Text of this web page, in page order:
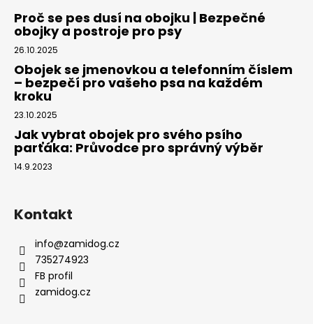
Proč se pes dusí na obojku | Bezpečné
obojky a postroje pro psy
26.10.2025
Obojek se jmenovkou a telefonním číslem
– bezpečí pro vašeho psa na každém
kroku
23.10.2025
Jak vybrat obojek pro svého psího
parťáka: Průvodce pro správný výběr
14.9.2023
Kontakt
info@zamidog.cz
735274923
FB profil
zamidog.cz